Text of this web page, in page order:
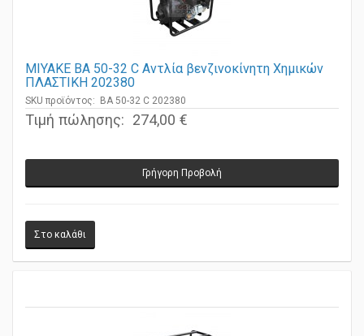
MIYAKE BA 50-32 C Αντλία βενζινοκίνητη Χημικών
ΠΛΑΣΤΙΚΗ 202380
SKU προϊόντος: BA 50-32 C 202380
Τιμή πώλησης: 274,00 €